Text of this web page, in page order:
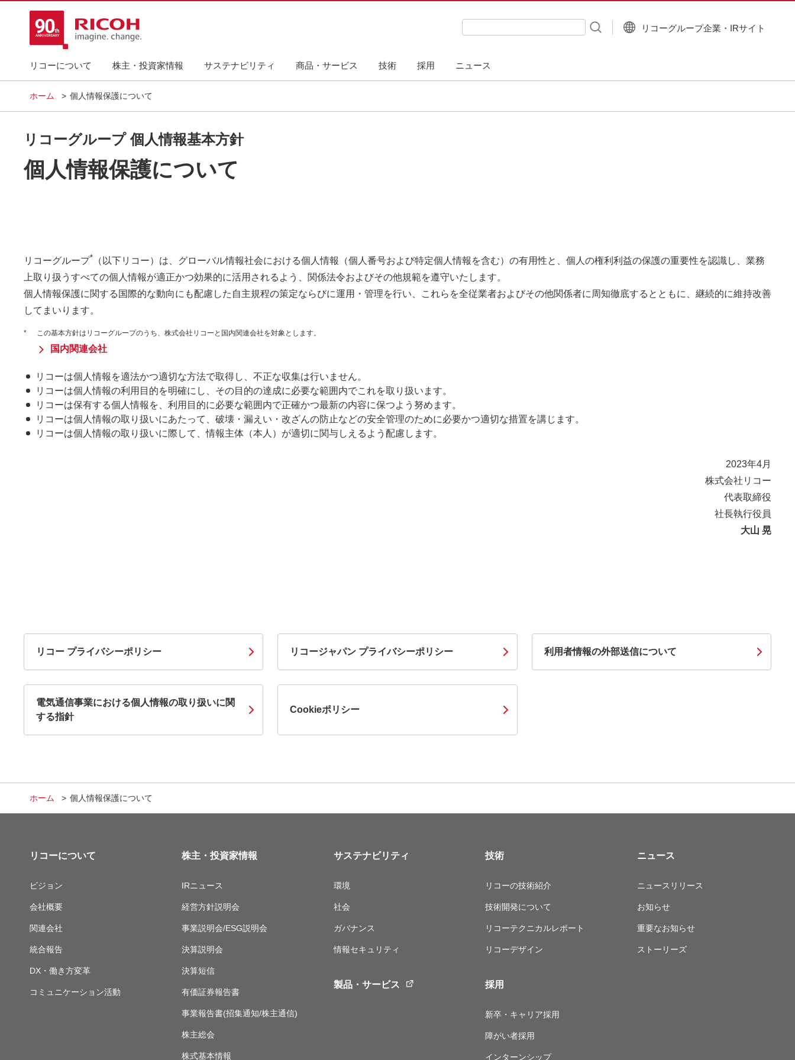
リコーについて 株主・投資家情報 サステナビリティ 商品・サービス 技術 採用 ニュース
検索キーワード入力
リコーグループ企業・IRサイト
ホーム 個人情報保護について
リコーグループ 個人情報基本方針
個人情報保護について
リコーグループ* （以下リコー）は、グローバル情報社会における個人情報（個人番号および特定個人情報を含む）の有用性と、個人の権利利益の保護の重要性を認識し、業務
上取り扱うすべての個人情報が適正かつ効果的に活用されるよう、関係法令およびその他規範を遵守いたします。
個人情報保護に関する国際的な動向にも配慮した自主規程の策定ならびに運用・管理を行い、これらを全従業者およびその他関係者に周知徹底するとともに、継続的に維持改善
してまいります。
* この基本方針はリコーグループのうち、株式会社リコーと国内関連会社を対象とします。
国内関連会社
リコーは個人情報を適法かつ適切な方法で取得し、不正な収集は行いません。
リコーは個人情報の利用目的を明確にし、その目的の達成に必要な範囲内でこれを取り扱います。
リコーは保有する個人情報を、利用目的に必要な範囲内で正確かつ最新の内容に保つよう努めます。
リコーは個人情報の取り扱いにあたって、破壊・漏えい・改ざんの防止などの安全管理のために必要かつ適切な措置を講じます。
リコーは個人情報の取り扱いに際して、情報主体（本人）が適切に関与しえるよう配慮します。
2023年4月
株式会社リコー
代表取締役
社長執行役員
大山 晃
リコー プライバシーポリシー リコージャパン プライバシーポリシー 利用者情報の外部送信について
電気通信事業における個人情報の取り扱いに関
する指針
Cookieポリシー
ホーム 個人情報保護について
リコーについて
ビジョン
会社概要
関連会社
統合報告
DX・働き方変革
コミュニケーション活動
株主・投資家情報
IRニュース
経営方針説明会
事業説明会/ESG説明会
決算説明会
決算短信
有価証券報告書
事業報告書(招集通知/株主通信)
株主総会
株式基本情報
サステナビリティ
環境
社会
ガバナンス
情報セキュリティ
製品・サービス
技術
リコーの技術紹介
技術開発について
リコーテクニカルレポート
リコーデザイン
採用
新卒・キャリア採用
障がい者採用
インターンシップ
ニュース
ニュースリリース
お知らせ
重要なお知らせ
ストーリーズ